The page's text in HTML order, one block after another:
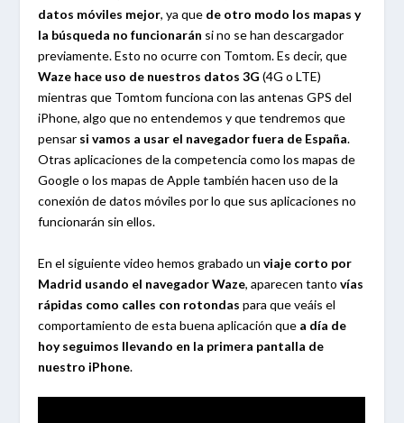
datos móviles mejor, ya que de otro modo los mapas y
la búsqueda no funcionarán si no se han descargador
previamente. Esto no ocurre con Tomtom. Es decir, que
Waze hace uso de nuestros datos 3G (4G o LTE)
mientras que Tomtom funciona con las antenas GPS del
iPhone, algo que no entendemos y que tendremos que
pensar si vamos a usar el navegador fuera de España.
Otras aplicaciones de la competencia como los mapas de
Google o los mapas de Apple también hacen uso de la
conexión de datos móviles por lo que sus aplicaciones no
funcionarán sin ellos.
En el siguiente video hemos grabado unviaje corto por
Madrid usando el navegador Waze, aparecen tantovías
rápidas como calles con rotondas para que veáis el
comportamiento de esta buena aplicación que a día de
hoy seguimos llevando en la primera pantalla de
nuestro iPhone.